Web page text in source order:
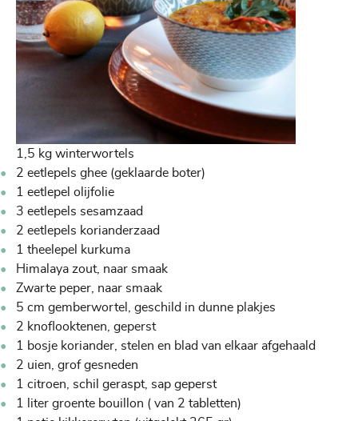
1,5 kg winterwortels
2 eetlepels ghee (geklaarde boter)
1 eetlepel olijfolie
3 eetlepels sesamzaad
2 eetlepels korianderzaad
1 theelepel kurkuma
Himalaya zout, naar smaak
Zwarte peper, naar smaak
5 cm gemberwortel, geschild in dunne plakjes
2 knoflooktenen, geperst
1 bosje koriander, stelen en blad van elkaar afgehaald
2 uien, grof gesneden
1 citroen, schil geraspt, sap geperst
1 liter groente bouillon ( van 2 tabletten)